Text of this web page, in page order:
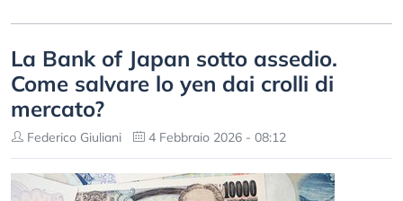
La Bank of Japan sotto assedio.
Come salvare lo yen dai crolli di
mercato?
Federico Giuliani 4 Febbraio 2026 - 08:12